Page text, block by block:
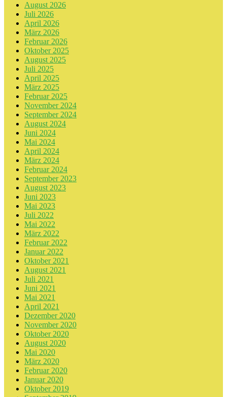
August 2026
Juli 2026
April 2026
März 2026
Februar 2026
Oktober 2025
August 2025
Juli 2025
April 2025
März 2025
Februar 2025
November 2024
September 2024
August 2024
Juni 2024
Mai 2024
April 2024
März 2024
Februar 2024
September 2023
August 2023
Juni 2023
Mai 2023
Juli 2022
Mai 2022
März 2022
Februar 2022
Januar 2022
Oktober 2021
August 2021
Juli 2021
Juni 2021
Mai 2021
April 2021
Dezember 2020
November 2020
Oktober 2020
August 2020
Mai 2020
März 2020
Februar 2020
Januar 2020
Oktober 2019